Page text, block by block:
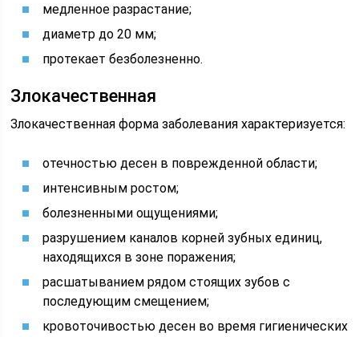
медленное разрастание;
диаметр до 20 мм;
протекает безболезненно.
Злокачественная
Злокачественная форма заболевания характеризуется:
отечностью десен в поврежденной области;
интенсивным ростом;
болезненными ощущениями;
разрушением каналов корней зубных единиц,
находящихся в зоне поражения;
расшатыванием рядом стоящих зубов с
последующим смещением;
кровоточивостью десен во время гигиенических